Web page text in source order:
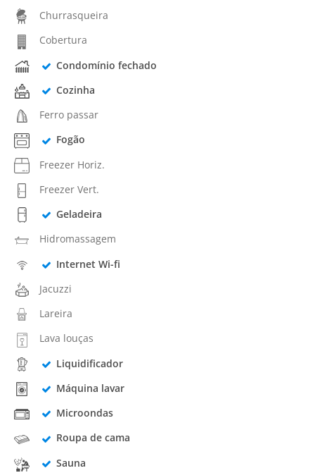
Churrasqueira
Cobertura
Condomínio fechado
Cozinha
Ferro passar
Fogão
Freezer Horiz.
Freezer Vert.
Geladeira
Hidromassagem
Internet Wi-fi
Jacuzzi
Lareira
Lava louças
Liquidificador
Máquina lavar
Microondas
Roupa de cama
Sauna